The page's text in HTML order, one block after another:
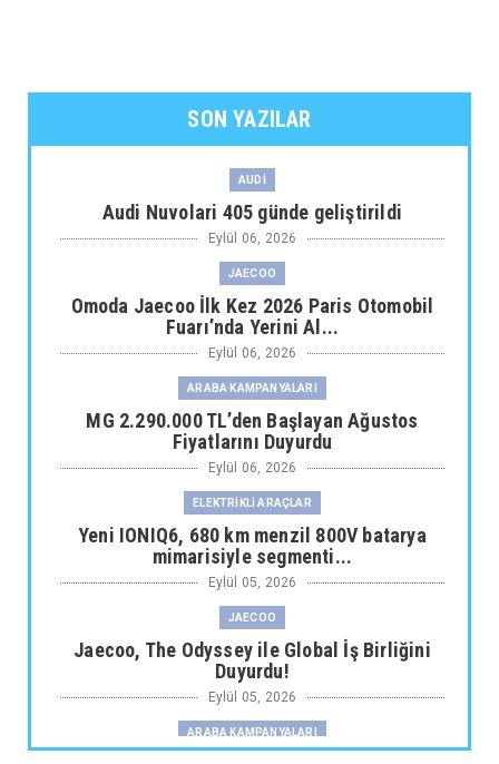
SON YAZILAR
AUDİ
Audi Nuvolari 405 günde geliştirildi
Eylül 06, 2026
JAECOO
Omoda Jaecoo İlk Kez 2026 Paris Otomobil
Fuarı’nda Yerini Al...
Eylül 06, 2026
ARABA KAMPANYALARI
MG 2.290.000 TL’den Başlayan Ağustos
Fiyatlarını Duyurdu
Eylül 06, 2026
ELEKTRİKLİ ARAÇLAR
Yeni IONIQ6, 680 km menzil 800V batarya
mimarisiyle segmenti...
Eylül 05, 2026
JAECOO
Jaecoo, The Odyssey ile Global İş Birliğini
Duyurdu!
Eylül 05, 2026
ARABA KAMPANYALARI